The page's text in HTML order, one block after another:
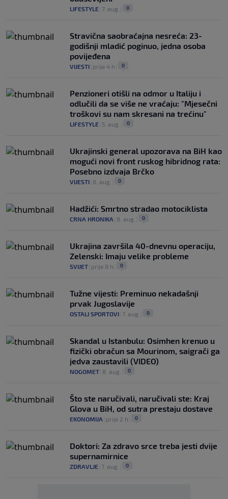
LIFESTYLE 7. aug. 0
Stravična saobraćajna nesreća: 23-
godišnji mladić poginuo, jedna osoba
povijeđena
VIJESTI prije 4 h 0
Penzioneri otišli na odmor u Italiju i
odlučili da se više ne vraćaju: "Mjesečni
troškovi su nam skresani na trećinu"
LIFESTYLE 5. aug. 0
Ukrajinski general upozorava na BiH kao
mogući novi front ruskog hibridnog rata:
Posebno izdvaja Brčko
VIJESTI 8. aug. 0
Hadžići: Smrtno stradao motociklista
CRNA HRONIKA 8. aug. 0
Ukrajina završila 40-dnevnu operaciju,
Zelenski: Imaju velike probleme
SVIJET prije 8 h 0
Tužne vijesti: Preminuo nekadašnji
prvak Jugoslavije
OSTALI SPORTOVI 7. aug. 0
Skandal u Istanbulu: Osimhen krenuo u
fizički obračun sa Mourinom, saigrači ga
jedva zaustavili (VIDEO)
NOGOMET 8. aug. 0
Što ste naručivali, naručivali ste: Kraj
Glova u BiH, od sutra prestaju dostave
EKONOMIJA prije 2 h 0
Doktori: Za zdravo srce treba jesti dvije
supernamirnice
ZDRAVLJE 7. aug. 0